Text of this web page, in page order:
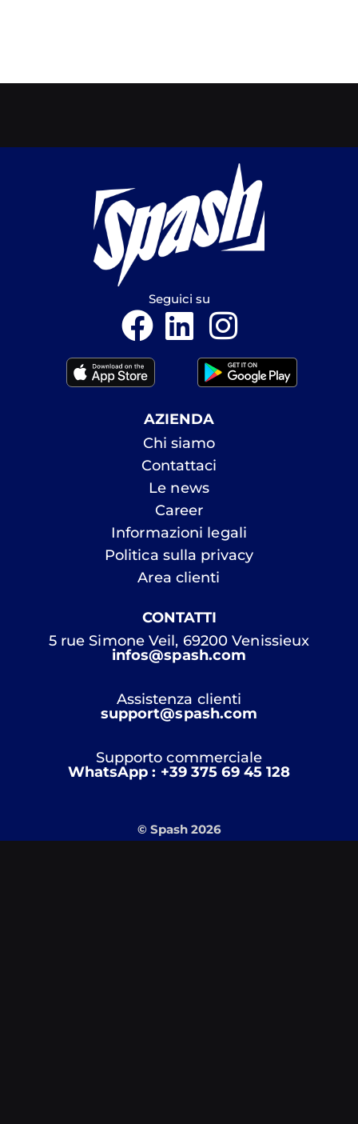
Seguici su
AZIENDA
Chi siamo
Contattaci
Le news
Career
Informazioni legali
Politica sulla privacy
Area clienti
CONTATTI
5 rue Simone Veil, 69200 Venissieux
infos@spash.com
Assistenza clienti
support@spash.com
Supporto commerciale
WhatsApp : +39 375 69 45 128
© Spash 2026